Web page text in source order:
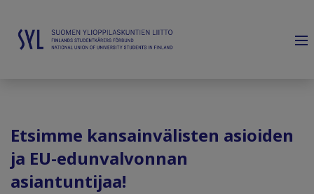
Etsimme kansainvälisten asioiden
ja EU-edunvalvonnan
asiantuntijaa!